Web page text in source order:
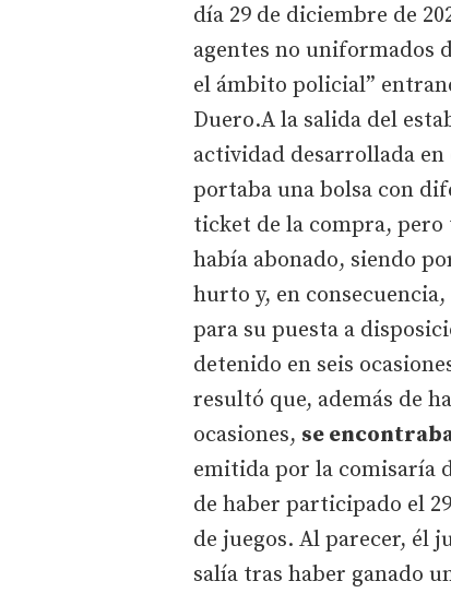
día 29 de diciembre de
agentes no uniformados
el ámbito policial”
Duero.A la salida del
actividad desarrollada
portaba una bolsa con
ticket de la compra,
había abonado, siendo
hurto y, en
para su puesta a
detenido en seis
resultó que, además de
ocasiones, se
emitida por la comisaría
de haber participado el
de juegos. Al parecer, él
salía tras haber ganado